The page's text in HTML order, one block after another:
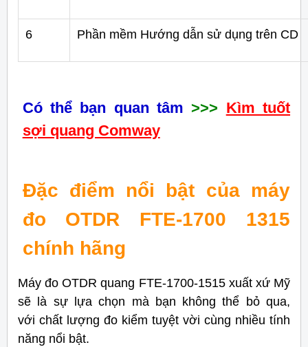
6 Phần mềm Hướng dẫn sử dụng trên CD
Có thể bạn quan tâm >>> Kìm tuốt
sợi quang Comway
Đặc điểm nổi bật của máy
đo OTDR FTE-1700 1315
chính hãng
Máy đo OTDR quang FTE-1700-1515 xuất xứ Mỹ
sẽ là sự lựa chọn mà bạn không thể bỏ qua,
với chất lượng đo kiểm tuyệt vời cùng nhiều tính
năng nổi bật.